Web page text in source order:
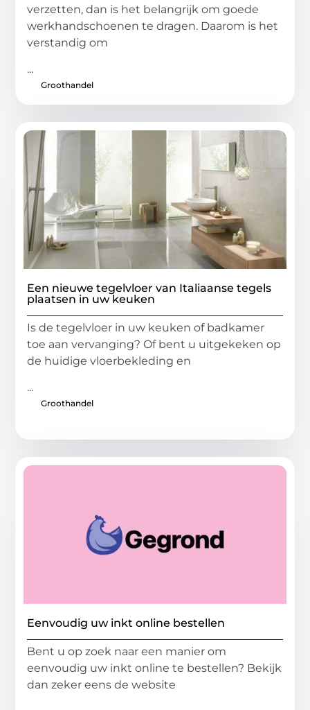
verzetten, dan is het belangrijk om goede
werkhandschoenen te dragen. Daarom is het
verstandig om
...
Groothandel
Een nieuwe tegelvloer van Italiaanse tegels
plaatsen in uw keuken
Is de tegelvloer in uw keuken of badkamer
toe aan vervanging? Of bent u uitgekeken op
de huidige vloerbekleding en
...
Groothandel
Eenvoudig uw inkt online bestellen
Bent u op zoek naar een manier om
eenvoudig uw inkt online te bestellen? Bekijk
dan zeker eens de website